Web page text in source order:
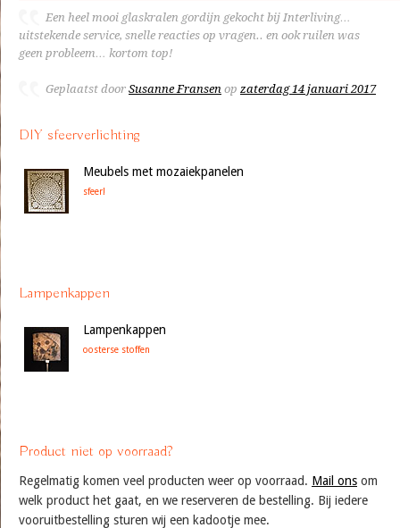
Een heel mooi glaskralen gordijn gekocht bij Interliving…
uitstekende service, snelle reacties op vragen.. en ook ruilen was
geen probleem… kortom top!
Geplaatst door Susanne Fransen op zaterdag 14 januari 2017
DIY sfeerverlichting
Meubels met mozaiekpanelen
sfeer!
Lampenkappen
Lampenkappen
oosterse stoffen
Product niet op voorraad?
Regelmatig komen veel producten weer op voorraad. Mail ons om
welk product het gaat, en we reserveren de bestelling. Bij iedere
vooruitbestelling sturen wij een kadootje mee.